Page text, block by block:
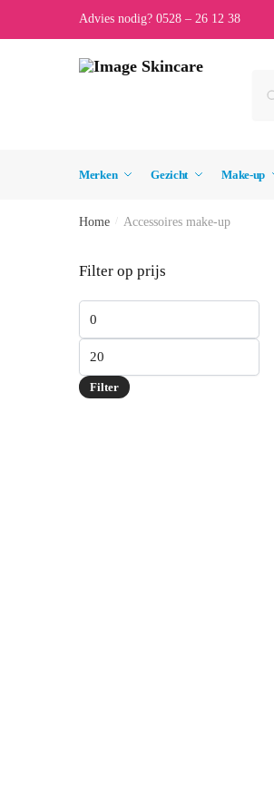
to
to
Advies nodig? 0528 – 26 12 38
Merken Gezicht Make-up
Home Accessoires make-up
Filter op prijs
Min.
prijs
Max.
prijs
Filter